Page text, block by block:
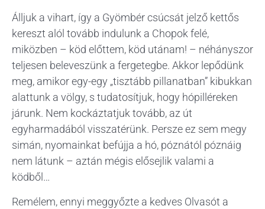
Álljuk a vihart, így a Gyömbér csúcsát jelző kettős
kereszt alól tovább indulunk a Chopok felé,
miközben – köd előttem, köd utánam! – néhányszor
teljesen beleveszünk a fergetegbe. Akkor lepődünk
meg, amikor egy-egy „tisztább pillanatban” kibukkan
alattunk a völgy, s tudatosítjuk, hogy hópilléreken
járunk. Nem kockáztatjuk tovább, az út
egyharmadából visszatérünk. Persze ez sem megy
simán, nyomainkat befújja a hó, póznától póznáig
nem látunk – aztán mégis elősejlik valami a
ködből…
Remélem, ennyi meggyőzte a kedves Olvasót a